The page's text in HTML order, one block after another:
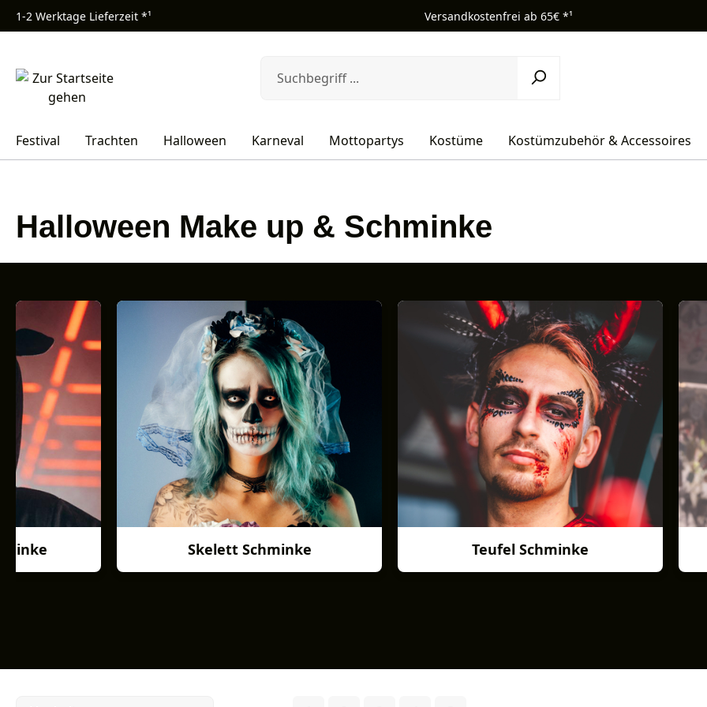
Hauptinhalt springen
Zur Suche springen
Zur Hauptnavigation springen
1-2 Werktage Lieferzeit *¹ Versandkostenfrei ab 65€ *¹
Festival Trachten Halloween Karneval Mottopartys Kostüme Kostümzubehör & Accessoires
Halloween Make up & Schminke
Skelett Schminke Teufel Schminke